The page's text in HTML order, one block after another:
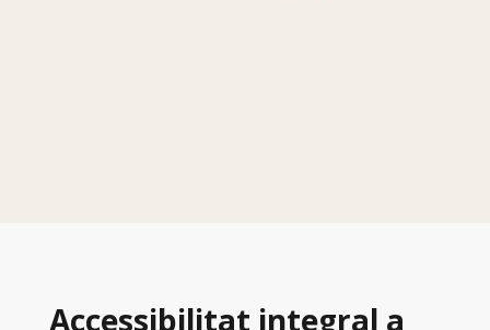
Accessibilitat integral a